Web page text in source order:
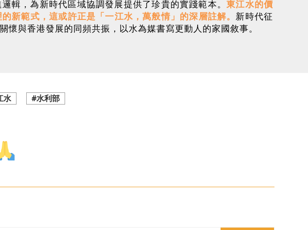
，為新時代區域協調發展提供了珍貴的實踐範本。東江水的價
新範式，這或許正是「一江水，萬般情」的深層註解。 新時代征
與香港發展的同頻共振，以水為媒書寫更動人的家國敘事。
水
#水利部